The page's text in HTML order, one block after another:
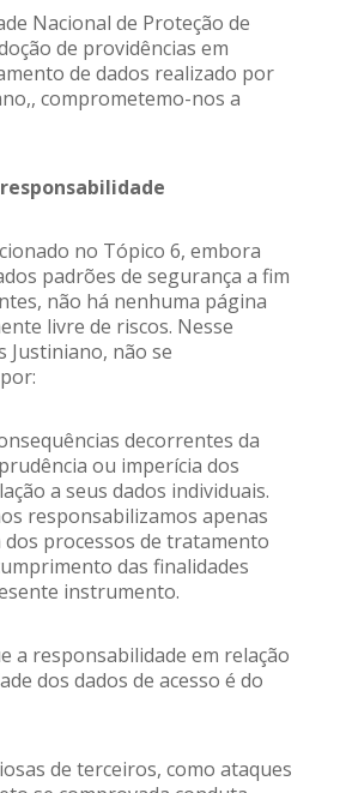
Nacional de Proteção de
de providências em
de dados realizado por
comprometemo-nos a
no Tópico 6, embora
padrões de segurança a fim
não há nenhuma página
livre de riscos. Nesse
Justiniano, não se
decorrentes da
ou imperícia dos
a seus dados individuais.
responsabilizamos apenas
dos processos de tratamento
das finalidades
instrumento.
a responsabilidade em relação
dos dados de acesso é do
de terceiros, como ataques